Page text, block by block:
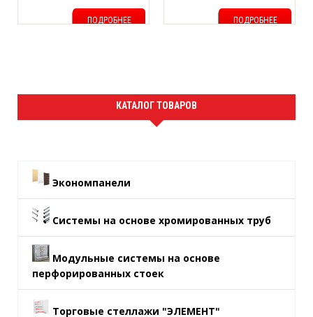
ПОДРОБНЕЕ ПОДРОБНЕЕ
КАТАЛОГ ТОВАРОВ
Экономпанели
Системы на основе хромированных труб
Модульные системы на основе
перфорированных стоек
Торговые стеллажи "ЭЛЕМЕНТ"